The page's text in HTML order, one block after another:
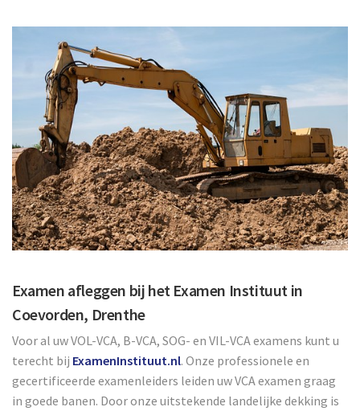
Examen afleggen bij het Examen Instituut in
Coevorden, Drenthe
Voor al uw VOL-VCA, B-VCA, SOG- en VIL-VCA examens kunt u
terecht bij ExamenInstituut.nl. Onze professionele en
gecertificeerde examenleiders leiden uw VCA examen graag
in goede banen. Door onze uitstekende landelijke dekking is